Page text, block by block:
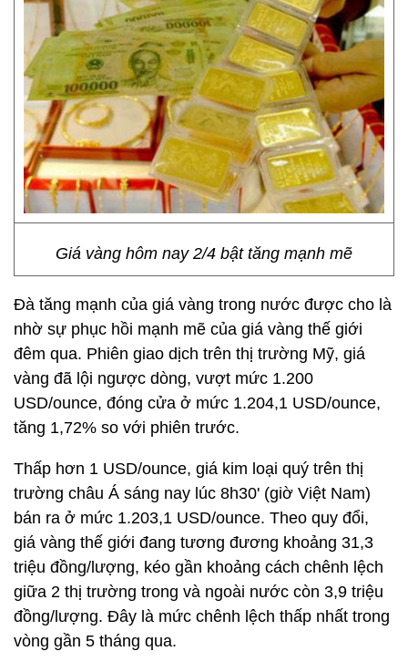
Giá vàng hôm nay 2/4 bật tăng mạnh mẽ
Đà tăng mạnh của giá vàng trong nước được cho là
nhờ sự phục hồi mạnh mẽ của giá vàng thế giới
đêm qua. Phiên giao dịch trên thị trường Mỹ, giá
vàng đã lội ngược dòng, vượt mức 1.200
USD/ounce, đóng cửa ở mức 1.204,1 USD/ounce,
tăng 1,72% so với phiên trước.
Thấp hơn 1 USD/ounce, giá kim loại quý trên thị
trường châu Á sáng nay lúc 8h30' (giờ Việt Nam)
bán ra ở mức 1.203,1 USD/ounce. Theo quy đổi,
giá vàng thế giới đang tương đương khoảng 31,3
triệu đồng/lượng, kéo gần khoảng cách chênh lệch
giữa 2 thị trường trong và ngoài nước còn 3,9 triệu
đồng/lượng. Đây là mức chênh lệch thấp nhất trong
vòng gần 5 tháng qua.